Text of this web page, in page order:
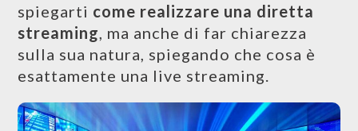
spiegarti come realizzare una diretta
streaming , ma anche di far chiarezza
sulla sua natura, spiegando che cosa è
esattamente una live streaming.